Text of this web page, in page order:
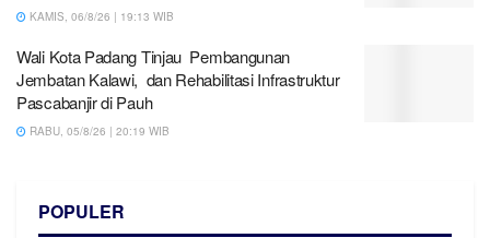
KAMIS, 06/8/26 | 19:13 WIB
Wali Kota Padang Tinjau Pembangunan
Jembatan Kalawi, dan Rehabilitasi Infrastruktur
Pascabanjir di Pauh
RABU, 05/8/26 | 20:19 WIB
POPULER